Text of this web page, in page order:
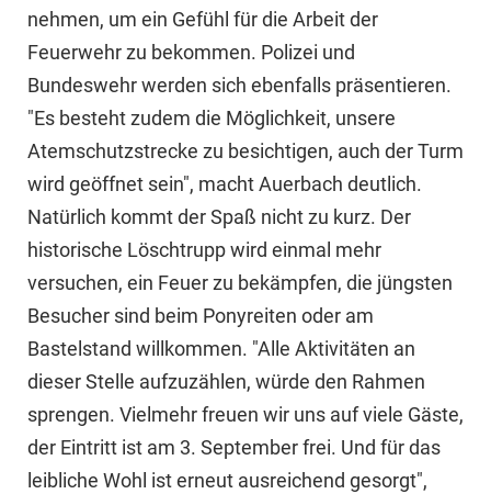
nehmen, um ein Gefühl für die Arbeit der
Feuerwehr zu bekommen. Polizei und
Bundeswehr werden sich ebenfalls präsentieren.
"Es besteht zudem die Möglichkeit, unsere
Atemschutzstrecke zu besichtigen, auch der Turm
wird geöffnet sein", macht Auerbach deutlich.
Natürlich kommt der Spaß nicht zu kurz. Der
historische Löschtrupp wird einmal mehr
versuchen, ein Feuer zu bekämpfen, die jüngsten
Besucher sind beim Ponyreiten oder am
Bastelstand willkommen. "Alle Aktivitäten an
dieser Stelle aufzuzählen, würde den Rahmen
sprengen. Vielmehr freuen wir uns auf viele Gäste,
der Eintritt ist am 3. September frei. Und für das
leibliche Wohl ist erneut ausreichend gesorgt",